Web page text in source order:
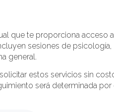
que te proporciona acceso
sesiones de psicología,
general.
estos servicios sin
será determinada por